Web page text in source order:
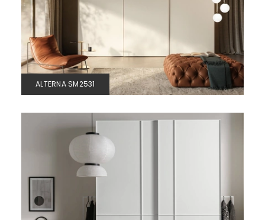
ALTERNA SM2531